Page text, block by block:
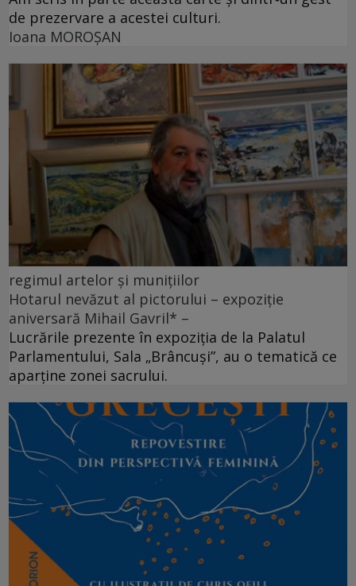
de prezervare a acestei culturi.
Ioana MOROȘAN
regimul artelor și munițiilor
Hotarul nevăzut al pictorului – expoziție
aniversară Mihail Gavril* –
Lucrările prezente în expoziția de la Palatul
Parlamentului, Sala „Brâncuși”, au o tematică ce
aparține zonei sacrului.